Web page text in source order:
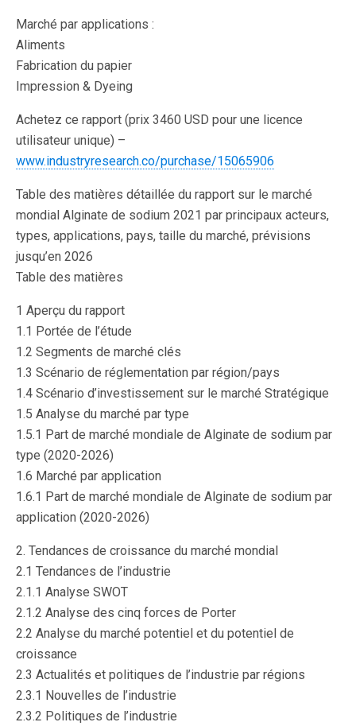
Marché par applications :
Aliments
Fabrication du papier
Impression & Dyeing
Achetez ce rapport (prix 3460 USD pour une licence
utilisateur unique) –
www.industryresearch.co/purchase/15065906
Table des matières détaillée du rapport sur le marché
mondial Alginate de sodium 2021 par principaux acteurs,
types, applications, pays, taille du marché, prévisions
jusqu’en 2026
Table des matières
1 Aperçu du rapport
1.1 Portée de l’étude
1.2 Segments de marché clés
1.3 Scénario de réglementation par région/pays
1.4 Scénario d’investissement sur le marché Stratégique
1.5 Analyse du marché par type
1.5.1 Part de marché mondiale de Alginate de sodium par
type (2020-2026)
1.6 Marché par application
1.6.1 Part de marché mondiale de Alginate de sodium par
application (2020-2026)
2. Tendances de croissance du marché mondial
2.1 Tendances de l’industrie
2.1.1 Analyse SWOT
2.1.2 Analyse des cinq forces de Porter
2.2 Analyse du marché potentiel et du potentiel de
croissance
2.3 Actualités et politiques de l’industrie par régions
2.3.1 Nouvelles de l’industrie
2.3.2 Politiques de l’industrie